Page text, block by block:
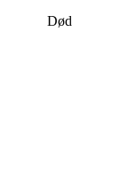
Død